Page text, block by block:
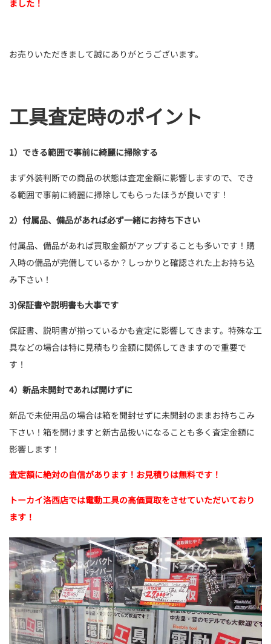
ました！
お売りいただきまして誠にありがとうございます。
工具査定時のポイント
1）できる範囲で事前に綺麗に掃除する
まず外装判断での商品の状態は査定金額に影響しますので、でき
る範囲で事前に綺麗に掃除してもらったほうが良いです！
2）付属品、備品があれば必ず一緒にお持ち下さい
付属品、備品があれば買取金額がアップすることも多いです！購
入時の備品が完備しているか？しっかりと確認された上お持ち込
み下さい！
3)保証書や説明書も大事です
保証書、説明書が揃っているかも査定に影響してきます。特殊な工
具などの場合は特に見積もり金額に関係してきますので重要で
す！
4）新品未開封であれば開けずに
新品で未使用品の場合は箱を開封せずに未開封のままお持ちこみ
下さい！箱を開けますと新古品扱いになることも多く査定金額に
影響します！
査定額に絶対の自信があります！お見積りは無料です！
トーカイ洛西店では電動工具の高価買取をさせていただいており
ます！